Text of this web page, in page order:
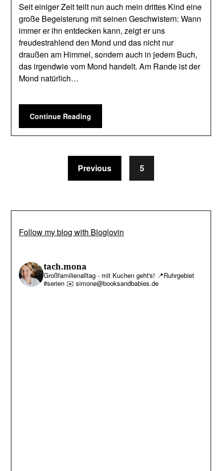
Seit einiger Zeit teilt nun auch mein drittes Kind eine
große Begeisterung mit seinen Geschwistern: Wann
immer er ihn entdecken kann, zeigt er uns
freudestrahlend den Mond und das nicht nur
draußen am Himmel, sondern auch in jedem Buch,
das irgendwie vom Mond handelt. Am Rande ist der
Mond natürlich…
Continue Reading
Previous 5
Follow my blog with Bloglovin
tach.mona
Großfamilienalltag - mit Kuchen geht's! 📍Ruhrgebiet
#serien ✉️ simone@booksandbabies.de